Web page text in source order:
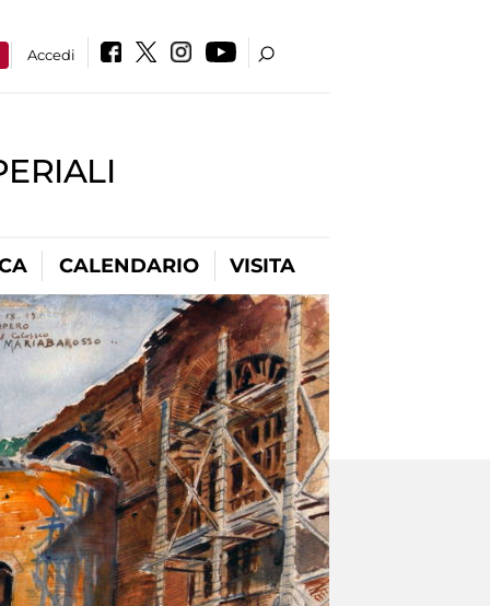
Accedi
CALENDARIO VISITA